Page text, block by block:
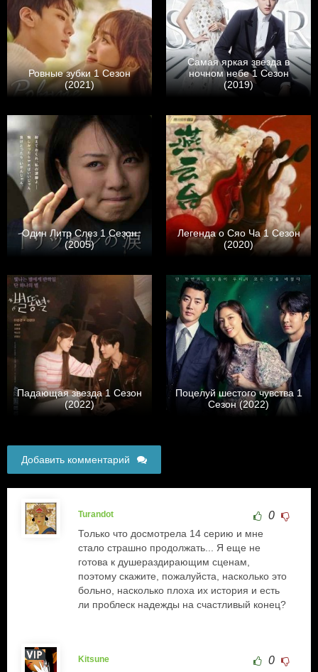
Ровные зубки 1 Сезон
(2021)
Самая яркая звезда в
ночном небе 1 Сезон
(2019)
Один Литр Слез 1 Сезон
(2005)
Легенда о Сяо Ча 1 Сезон
(2020)
Падающая звезда 1 Сезон
(2022)
Поцелуй шестого чувства 1
Сезон (2022)
Добавить комментарий
Turandot 0
Только что досмотрела 14 серию и мне
стало страшно продолжать... Я еще не
готова к душераздирающим сценам,
поэтому скажите, пожалуйста, насколько это
больно, насколько плоха их история и есть
ли проблеск надежды на счастливый конец?
Kitsune 0